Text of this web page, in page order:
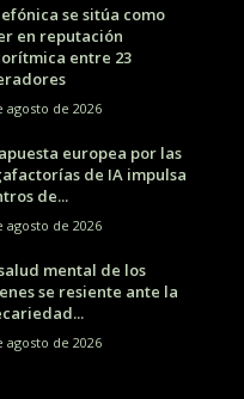
se sitúa como
en reputación
entre 23
agosto de 2026
europea por las
de IA impulsa
de...
agosto de 2026
mental de los
se resiente ante la
agosto de 2026